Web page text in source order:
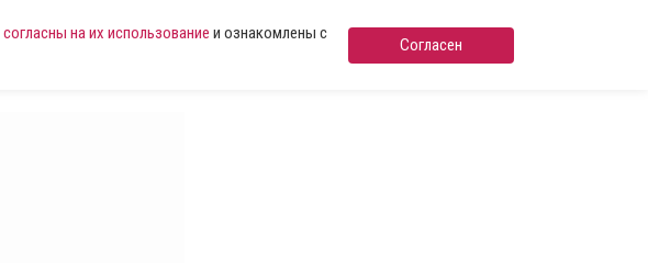
согласны на их использование и ознакомлены с
Согласен